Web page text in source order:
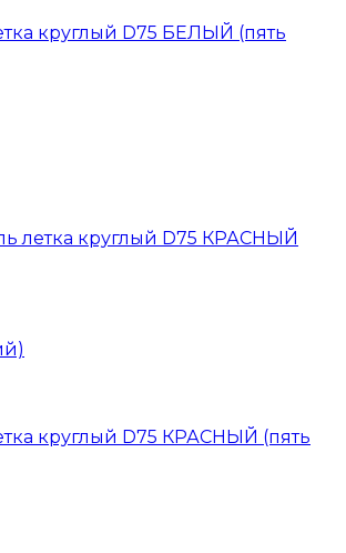
круглый D75 БЕЛЫЙ (пять
круглый D75 КРАСНЫЙ (пять